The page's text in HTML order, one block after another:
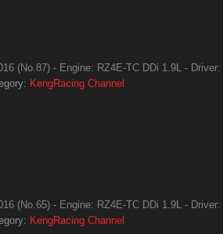
(No.87) - Engine: RZ4E-TC DDi 1.9L -
KengRacing Channel
(No.65) - Engine: RZ4E-TC DDi 1.9L -
KengRacing Channel